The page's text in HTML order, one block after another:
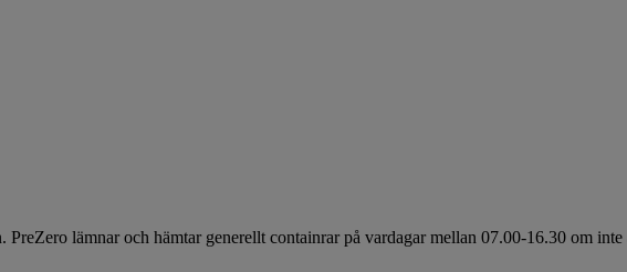
lämnar och hämtar generellt containrar på vardagar mellan 07.00-16.30 om